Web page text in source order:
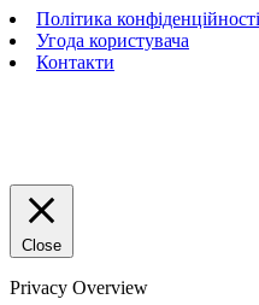
Політика конфіденційності
Угода користувача
Контакти
Close
Privacy Overview